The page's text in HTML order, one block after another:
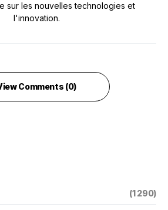
sur les nouvelles technologies et
l'innovation.
Comments (0)
(1 290)